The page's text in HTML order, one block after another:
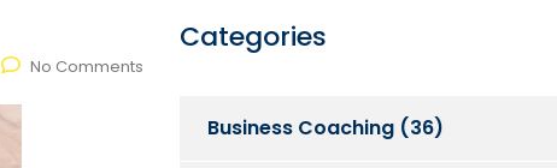
No Comments
Categories
Business Coaching(36)